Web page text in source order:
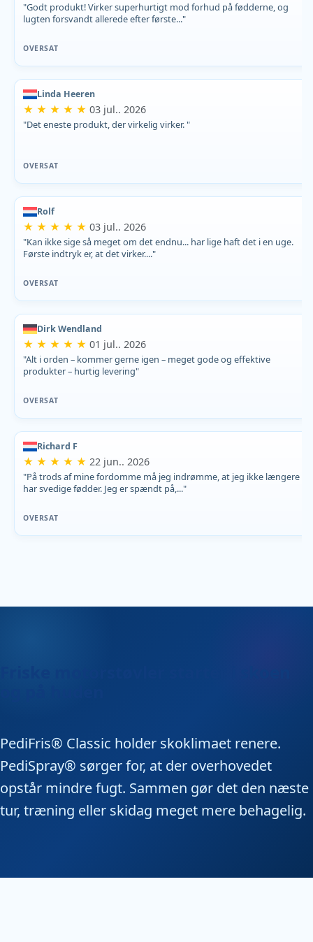
"Godt produkt! Virker superhurtigt mod forhud på fødderne, og
lugten forsvandt allerede efter første..."
OVERSAT
Linda Heeren
★ ★ ★ ★ ★ 03 jul.. 2026
"Det eneste produkt, der virkelig virker. "
OVERSAT
Rolf
★ ★ ★ ★ ★ 03 jul.. 2026
"Kan ikke sige så meget om det endnu... har lige haft det i en uge.
Første indtryk er, at det virker...."
OVERSAT
Dirk Wendland
★ ★ ★ ★ ★ 01 jul.. 2026
"Alt i orden – kommer gerne igen – meget gode og effektive
produkter – hurtig levering"
OVERSAT
Richard F
★ ★ ★ ★ ★ 22 jun.. 2026
"På trods af mine fordomme må jeg indrømme, at jeg ikke længere
har svedige fødder. Jeg er spændt på,..."
OVERSAT
PediFris® Classic holder skoklimaet renere.
PediSpray® sørger for, at der overhovedet
opstår mindre fugt. Sammen gør det den næste
tur, træning eller skidag meget mere behagelig.